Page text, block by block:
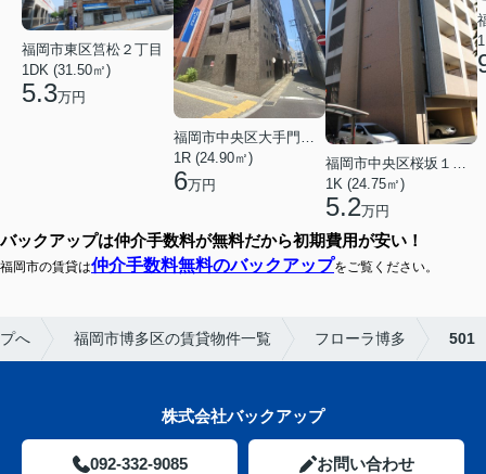
福岡市東区筥松２丁目
1DK (31.50㎡)
5.3万円
福岡市中央区大手門３丁目
1R (24.90㎡)
6万円
1K (24.75㎡)
5.2万円
バックアップは仲介手数料が無料だから初期費用が安い！
福岡市の賃貸は仲介手数料無料のバックアップをご覧ください。
へ 福岡市博多区の賃貸物件一覧 フローラ博多 501
株式会社バックアップ
092-332-9085 お問い合わせ